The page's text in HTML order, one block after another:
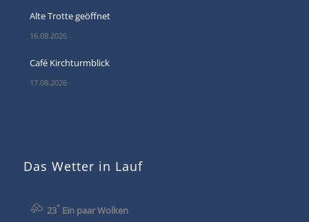
Alte Trotte geöffnet
16.08.2026
Café Kirchturmblick
17.08.2026
Das Wetter in Lauf
23°Ein paar Wolken